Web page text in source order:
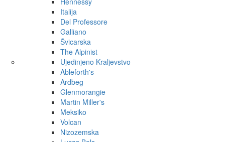
Italija
Del Professore
Galliano
Švicarska
The Alpinist
Ujedinjeno Kraljevstvo
Ableforth's
Ardbeg
Glenmorangie
Martin Miller's
Meksiko
Volcan
Nizozemska